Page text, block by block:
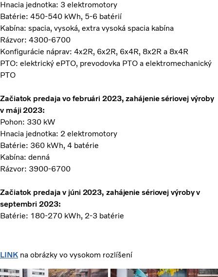
Hnacia jednotka: 3 elektromotory
Batérie: 450-540 kWh, 5-6 batérií
Kabína: spacia, vysoká, extra vysoká spacia kabína
Rázvor: 4300-6700
Konfigurácie náprav: 4x2R, 6x2R, 6x4R, 8x2R a 8x4R
PTO: elektrický ePTO, prevodovka PTO a elektromechanický
PTO
Začiatok predaja vo februári 2023, zahájenie sériovej výroby
v máji 2023:
Pohon: 330 kW
Hnacia jednotka: 2 elektromotory
Batérie: 360 kWh, 4 batérie
Kabína: denná
Rázvor: 3900-6700
Začiatok predaja v júni 2023, zahájenie sériovej výroby v
septembri 2023:
Batérie: 180-270 kWh, 2-3 batérie
LINK na obrázky vo vysokom rozlíšení